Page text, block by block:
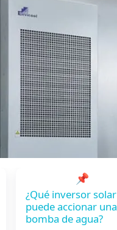
📌
¿Qué inversor solar
puede accionar una
bomba de agua?